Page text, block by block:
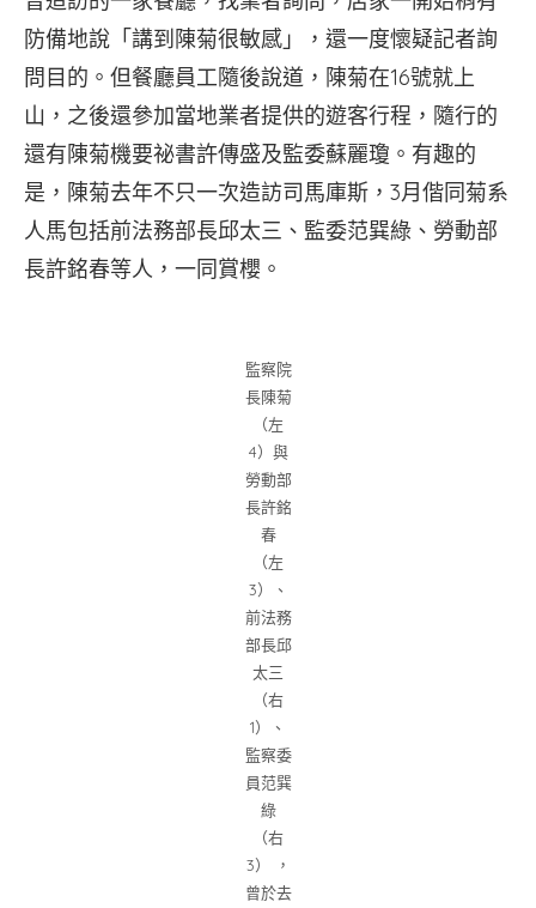
防備地說「講到陳菊很敏感」，還一度懷疑記者詢
問目的。但餐廳員工隨後說道，陳菊在16號就上
山，之後還參加當地業者提供的遊客行程，隨行的
還有陳菊機要祕書許傳盛及監委蘇麗瓊。有趣的
是，陳菊去年不只一次造訪司馬庫斯，3月偕同菊系
人馬包括前法務部長邱太三、監委范巽綠、勞動部
長許銘春等人，一同賞櫻。
監察院
長陳菊
（左
4）與
勞動部
長許銘
春
（左
3）、
前法務
部長邱
太三
（右
1）、
監察委
員范巽
綠
（右
3） ，
曾於去